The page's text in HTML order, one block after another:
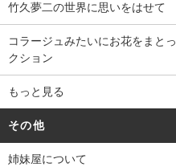
竹久夢二の世界に思いをはせて
コラージュみたいにお花をまと
クション
もっと見る
その他
姉妹屋について